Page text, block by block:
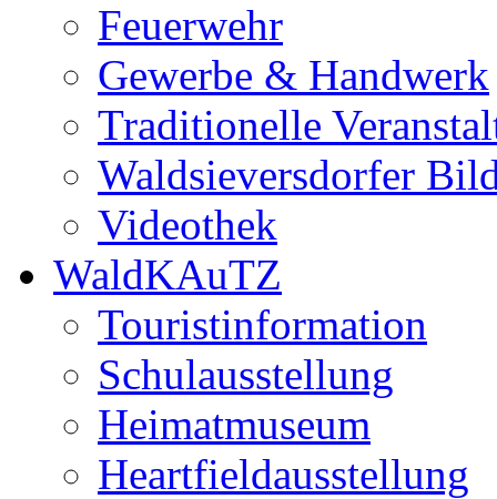
Feuerwehr
Gewerbe & Handwerk
Traditionelle
Waldsieversdorfer
Videothek
WaldKAuTZ
Touristinformation
Schulausstellung
Heimatmuseum
Heartfieldausstellung